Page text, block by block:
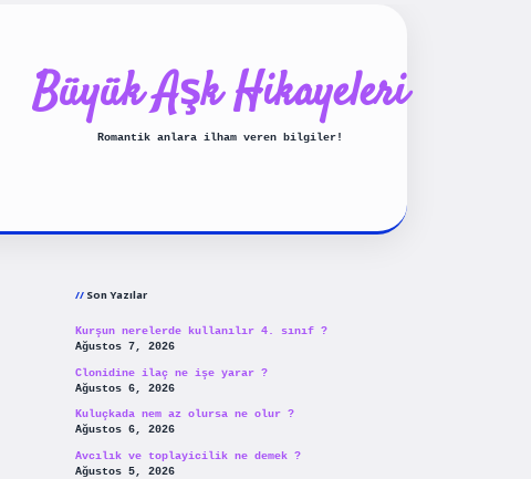
Büyük Aşk Hikayeleri
Romantik anlara ilham veren bilgiler!
Son Yazılar
Kurşun nerelerde kullanılır 4. sınıf ?
Ağustos 7, 2026
Clonidine ilaç ne işe yarar ?
Ağustos 6, 2026
Kuluçkada nem az olursa ne olur ?
Ağustos 6, 2026
Avcılık ve toplayicilik ne demek ?
Ağustos 5, 2026